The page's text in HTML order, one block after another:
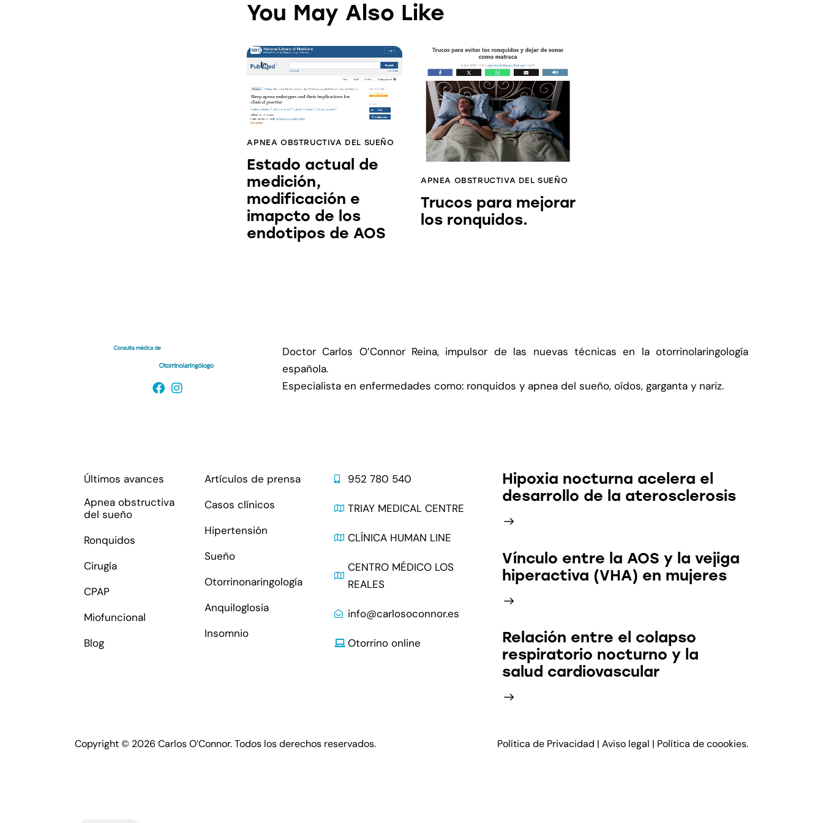
You May Also Like
APNEA OBSTRUCTIVA DEL SUEÑO
Estado actual de
medición,
modificación e
imapcto de los
endotipos de AOS
APNEA OBSTRUCTIVA DEL SUEÑO
Trucos para mejorar
los ronquidos.
Doctor Carlos O’Connor Reina, impulsor de las nuevas técnicas en la otorrinolaringología
española.
Especialista en enfermedades como: ronquidos y apnea del sueño, oídos, garganta y nariz.
Últimos avances
Apnea obstructiva
del sueño
Ronquidos
Cirugía
CPAP
Miofuncional
Blog
Artículos de prensa
Casos clínicos
Hipertensión
Sueño
Otorrinonaringología
Anquiloglosia
Insomnio
952 780 540
TRIAY MEDICAL CENTRE
CLÍNICA HUMAN LINE
CENTRO MÉDICO LOS
REALES
info@carlosoconnor.es
Otorrino online
Hipoxia nocturna acelera el
desarrollo de la aterosclerosis
Vínculo entre la AOS y la vejiga
hiperactiva (VHA) en mujeres
Relación entre el colapso
respiratorio nocturno y la
salud cardiovascular
Copyright © 2026 Carlos O’Connor. Todos los derechos reservados. Política de Privacidad | Aviso legal | Política de coookies.